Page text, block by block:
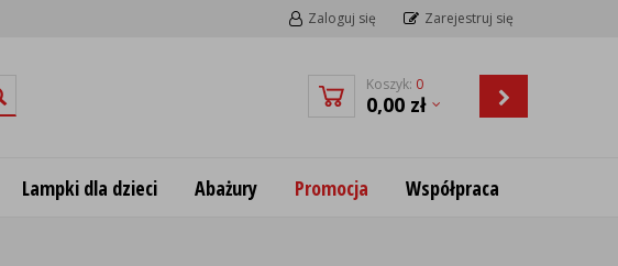
Zaloguj się Zarejestruj się
Koszyk: 0
0,00 zł
Lampki dla dzieci Abażury Promocja Współpraca